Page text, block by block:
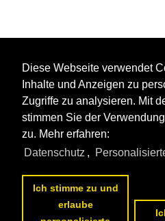
Diese Webseite verwendet
Inhalte und Anzeigen zu
Zugriffe zu analysieren. Mit
stimmen Sie der
zu. Mehr erfahren:
Datenschutz ,
Ich stimme zu und
erlaube